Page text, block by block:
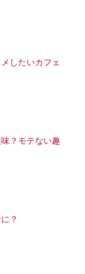
したいカフェ
？モテない趣
？